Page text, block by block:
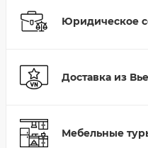
Юридическое
Доставка из
Мебельные